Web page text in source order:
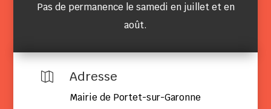
Pas de permanence le samedi en juillet et en
août.
 Adresse
Mairie de Portet-sur-Garonne